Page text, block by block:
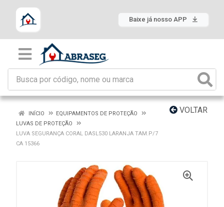
Baixe já nosso APP
VOLTAR
INÍCIO
EQUIPAMENTOS DE PROTEÇÃO
LUVAS DE PROTEÇÃO
LUVA SEGURANÇA CORAL DASL530 LARANJA TAM.P/7
CA 15366